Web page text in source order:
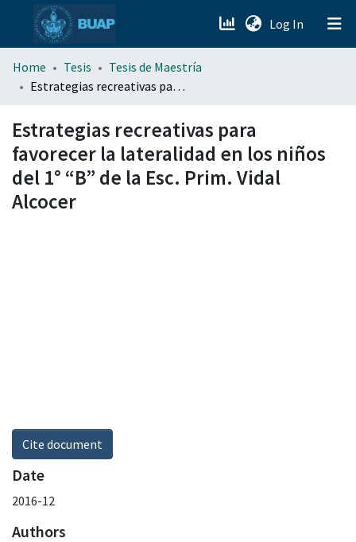
Log In (current)
menu.section.about_menu
Home Tesis
Tesis de Maestría
Estrategias recreativas para favorecer la lateralidad en los niños del 1° “B” de la Esc. Prim. Vidal Alcocer
Estrategias recreativas para
favorecer la lateralidad en los niños
del 1° “B” de la Esc. Prim. Vidal
Alcocer
Cite document
Date
2016-12
Authors